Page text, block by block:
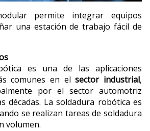
permite integrar equipos
una estación de trabajo fácil de
es una de las aplicaciones
comunes en elsector industrial,
por el sector automotriz
décadas. La soldadura robótica es
se realizan tareas de soldadura
volumen.